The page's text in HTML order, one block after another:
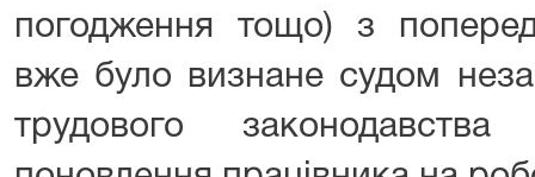
погодження тощо) з
вже було визнане судом
трудового